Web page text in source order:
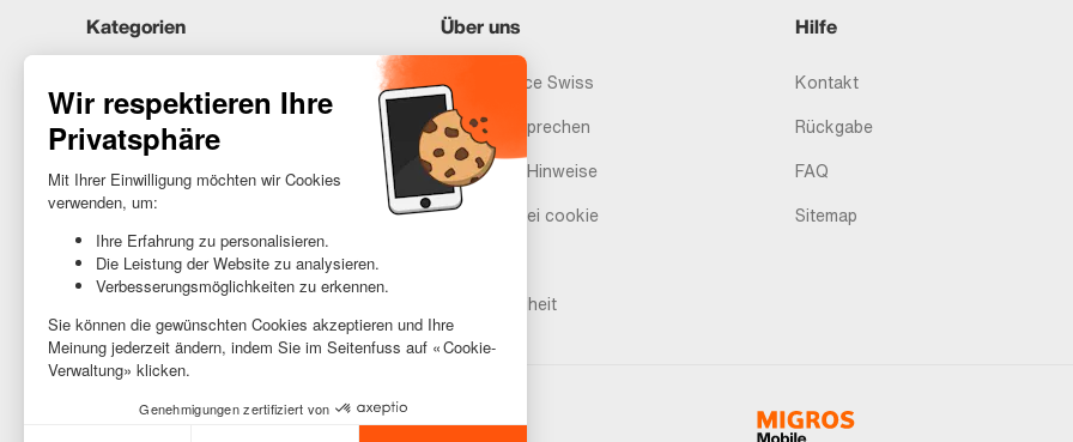
Kategorien
Samsung
Huawei
Benötigst du Hilfe?
Über uns
Recommerce Swiss
Unser Versprechen
Rechtliche Hinweise
Gestione dei cookie
Barrierefreiheit
Hilfe
Kontakt
Rückgabe
FAQ
Sitemap